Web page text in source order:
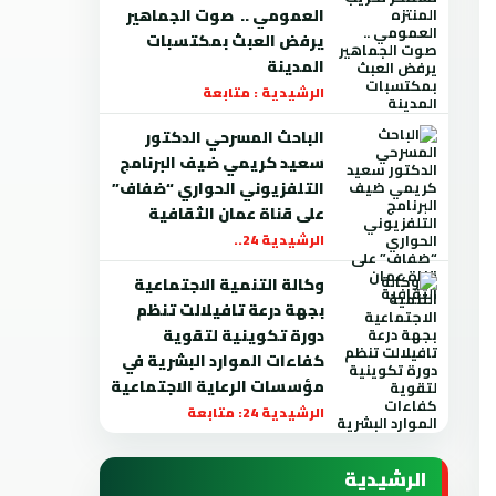
العمومي .. صوت الجماهير
يرفض العبث بمكتسبات
المدينة
الرشيدية : متابعة
الباحث المسرحي الدكتور
سعيد كريمي ضيف البرنامج
التلفزيوني الحواري “ضفاف”
على قناة عمان الثقافية
الرشيدية 24..
وكالة التنمية الاجتماعية
بجهة درعة تافيلالت تنظم
دورة تكوينية لتقوية
كفاءات الموارد البشرية في
مؤسسات الرعاية الاجتماعية
الرشيدية 24: متابعة
الرشيدية